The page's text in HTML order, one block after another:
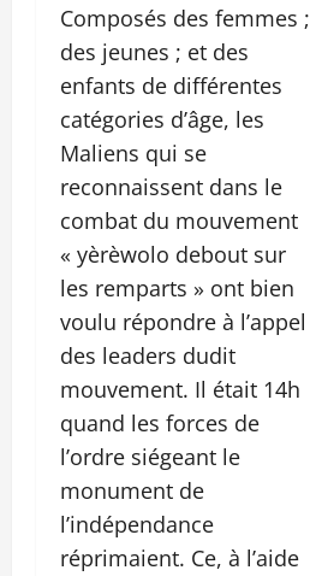
Composés des femmes ;
des jeunes ; et des
enfants de différentes
catégories d’âge, les
Maliens qui se
reconnaissent dans le
combat du mouvement
« yèrèwolo debout sur
les remparts » ont bien
voulu répondre à l’appel
des leaders dudit
mouvement. Il était 14h
quand les forces de
l’ordre siégeant le
monument de
l’indépendance
réprimaient. Ce, à l’aide